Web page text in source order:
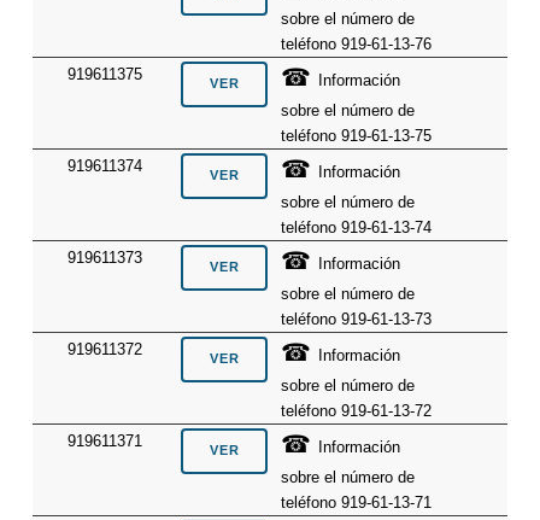
sobre el número de
teléfono 919-61-13-76
919611375
☎
Información
sobre el número de
teléfono 919-61-13-75
919611374
☎
Información
sobre el número de
teléfono 919-61-13-74
919611373
☎
Información
sobre el número de
teléfono 919-61-13-73
919611372
☎
Información
sobre el número de
teléfono 919-61-13-72
919611371
☎
Información
sobre el número de
teléfono 919-61-13-71